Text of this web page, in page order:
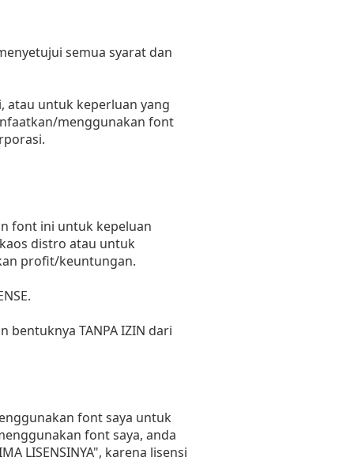
semua syarat dan
atau untuk keperluan yang
menggunakan font
font ini untuk kepeluan
distro atau untuk
profit/keuntungan.
TANPA IZIN dari
font saya untuk
font saya, anda
LISENSINYA", karena lisensi